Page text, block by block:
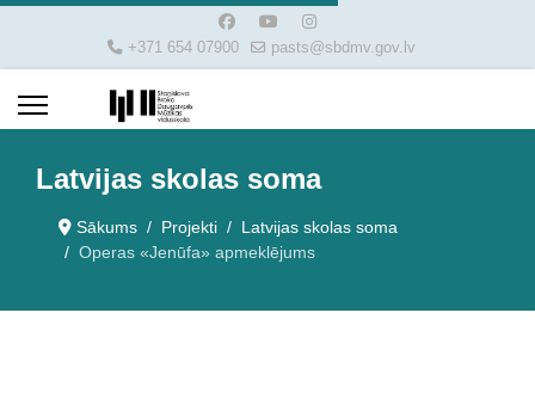
+371 654 07900 pasts@sbdmv.gov.lv
Latvijas skolas soma
Sākums Projekti
Latvijas skolas soma
Operas «Jenūfa» apmeklējums